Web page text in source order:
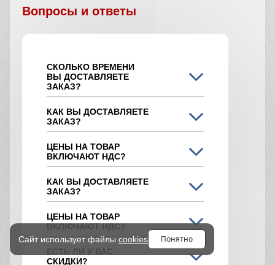
Вопросы и ответы
СКОЛЬКО ВРЕМЕНИ
ВЫ ДОСТАВЛЯЕТЕ
ЗАКАЗ?
КАК ВЫ ДОСТАВЛЯЕТЕ
ЗАКАЗ?
ЦЕНЫ НА ТОВАР
ВКЛЮЧАЮТ НДС?
КАК ВЫ ДОСТАВЛЯЕТЕ
ЗАКАЗ?
ЦЕНЫ НА ТОВАР
ВКЛЮЧАЮТ НДС?
ЕСТЬ ЛИ У ВАС
СКИДКИ?
Сайт использует файлы cookies Понятно